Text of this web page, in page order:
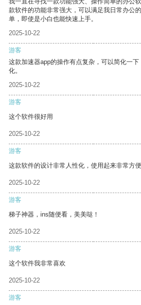
款软件的功能非常强大，可以满足我日常办公
单，即使是小白也能快速上手。
2025-10-22
游客
这款加速器app的操作有点复杂，可以简化一
化。
2025-10-22
游客
这个软件很好用
2025-10-22
游客
这款软件的设计非常人性化，使用起来非常方便
2025-10-22
游客
梯子神器，ins随便看，美美哒！
2025-10-22
游客
这个软件我非常喜欢
2025-10-22
游客